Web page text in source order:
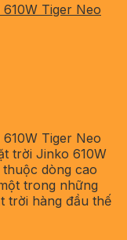
Tiger Neo
Tiger Neo
trời Jinko 610W
dòng cao
trong những
trời hàng đầu thế